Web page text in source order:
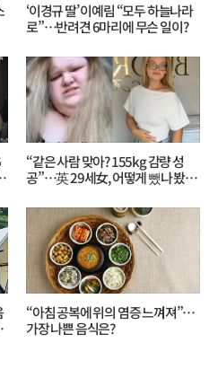
‘이경규 딸’ 이예림 “모두 하늘나라
로”⋯반려견 6마리에 무슨 일이?
“같은 사람 맞아? 155kg 감량 성
공”…英 29세女, 어떻게 뺐나 봤더
“아침 공복에 위의 염증 느껴져”…
가장 나쁜 음식은?